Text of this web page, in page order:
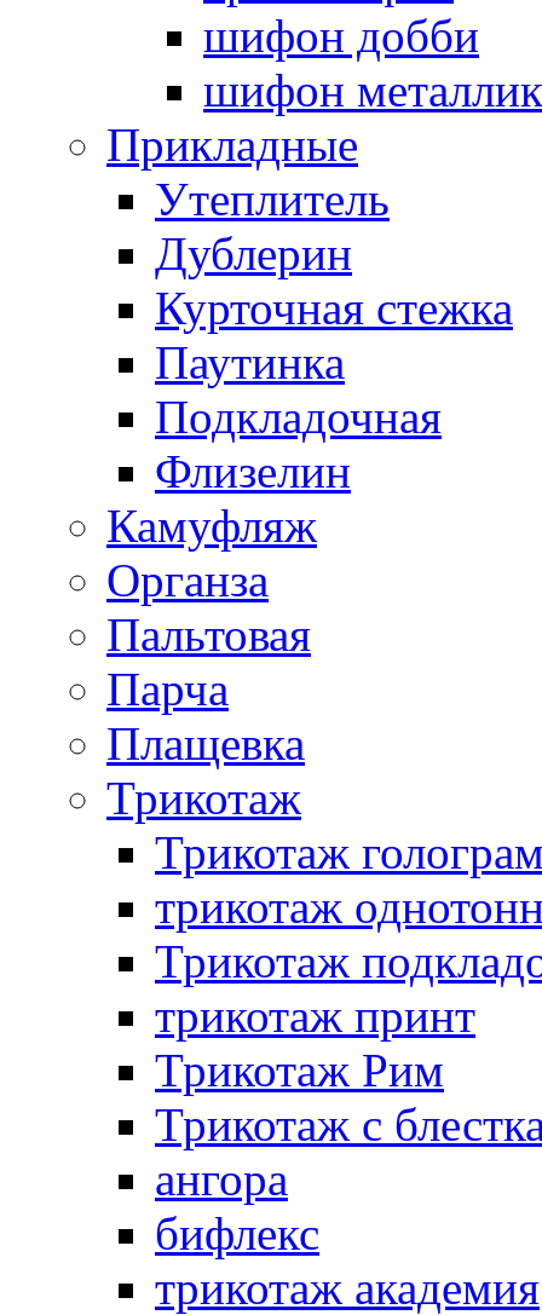
шифон добби
шифон металлик
Прикладные
Утеплитель
Дублерин
Курточная стежка
Паутинка
Подкладочная
Флизелин
Камуфляж
Органза
Пальтовая
Парча
Плащевка
Трикотаж
Трикотаж
трикотаж
Трикотаж
трикотаж принт
Трикотаж Рим
Трикотаж с
ангора
бифлекс
трикотаж академия